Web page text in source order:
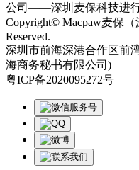
公司——深圳麦保科技进行
Copyright© Macpaw麦保
Reserved.
深圳市前海深港合作区前
海商务秘书有限公司)
粤ICP备2020095272号